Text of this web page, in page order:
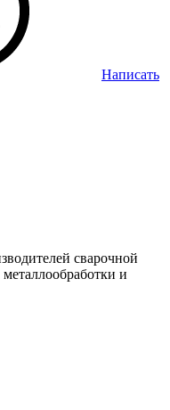
Написать
сварочной
и